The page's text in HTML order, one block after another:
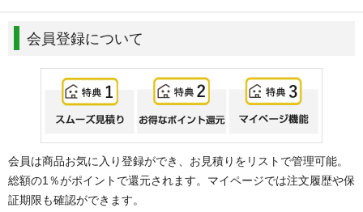
会員登録について
会員は商品お気に入り登録ができ、お見積りをリストで管理可能。
総額の1％がポイントで還元されます。マイページでは注文履歴や保
証期限も確認ができます。